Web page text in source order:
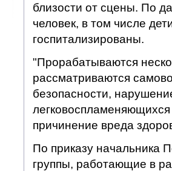
близости от сцены. По
человек, в том числе
госпитализированы.
"Прорабатываются
рассматриваются
безопасности,
причинение вреда
По приказу начальника
группы, работающие в